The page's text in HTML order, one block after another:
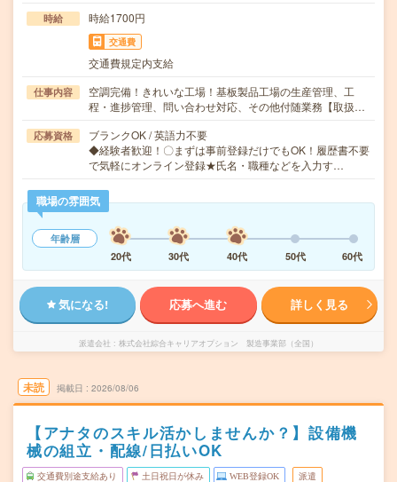
時給 時給1700円
交通費
交通費規定内支給
仕事内容
空調完備！きれいな工場！基板製品工場の生産管理、工
程・進捗管理、問い合わせ対応、その他付随業務【取扱…
応募資格
ブランクOK / 英語力不要
◆経験者歓迎！〇まずは事前登録だけでもOK！履歴書不要
で気軽にオンライン登録★氏名・職種などを入力す…
職場の雰囲気
年齢層
20代
30代 40代 50代 60代
気になる! 応募へ進む 詳しく見る
派遣会社 株式会社綜合キャリアオプション 製造事業部（全国）
未読 掲載日 2026/08/06
【アナタのスキル活かしませんか？】設備機
械の組立・配線/日払いOK
交通費別途支給あり 土日祝日が休み WEB登録OK 派遣